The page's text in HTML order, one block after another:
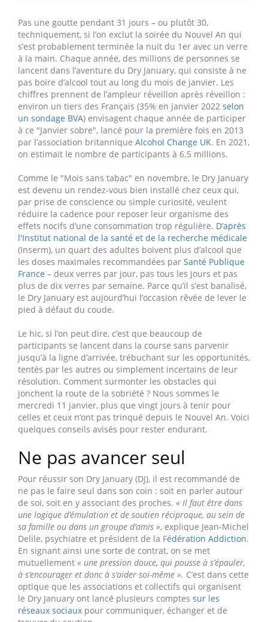
Publié le 11.01.2023 à 15h00| | | |
Pas une goutte pendant 31 jours – ou plutôt 30,
techniquement, si l’on exclut la soirée du Nouvel An qui
s’est probablement terminée la nuit du 1er avec un verre
à la main. Chaque année, des millions de personnes se
lancent dans l’aventure du Dry January, qui consiste à ne
pas boire d’alcool tout au long du mois de janvier. Les
chiffres prennent de l’ampleur réveillon après réveillon :
environ un tiers des Français (35% en janvier 2022selon
un sondage BVA) envisagent chaque année de participer
à ce "Janvier sobre", lancé pour la première fois en 2013
par l’association britanniqueAlcohol Change UK. En 2021,
on estimait le nombre de participants à 6.5 millions.
Comme le "Mois sans tabac" en novembre, le Dry January
est devenu un rendez-vous bien installé chez ceux qui,
par prise de conscience ou simple curiosité, veulent
réduire la cadence pour reposer leur organisme des
effets nocifs d’une consommation trop régulière.D’après
l'Institut national de la santé et de la recherche médicale
(Inserm), un quart des adultes boivent plus d’alcool que
les doses maximales recommandées parSanté Publique
France– deux verres par jour, pas tous les jours et pas
plus de dix verres par semaine. Parce qu’il s’est banalisé,
pied à défaut du coude.
Le hic, si l’on peut dire, c’est que beaucoup de
participants se lancent dans la course sans parvenir
jusqu’à la ligne d’arrivée, trébuchant sur les opportunités,
tentés par les autres ou simplement incertains de leur
résolution. Comment surmonter les obstacles qui
jonchent la route de la sobriété ? Nous sommes le
mercredi 11 janvier, plus que vingt jours à tenir pour
celles et ceux n’ont pas trinqué depuis le Nouvel An. Voici
quelques conseils avisés pour rester endurant.
Ne pas avancer seul